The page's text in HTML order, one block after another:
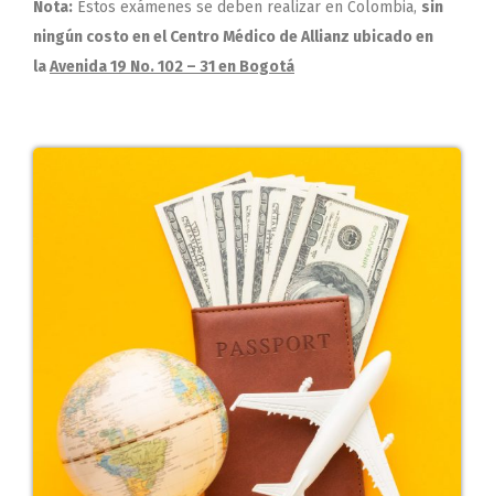
Nota: Estos exámenes se deben realizar en Colombia, sin
ningún costo en el Centro Médico de Allianz ubicado en
laAvenida 19 No. 102 – 31 en Bogotá